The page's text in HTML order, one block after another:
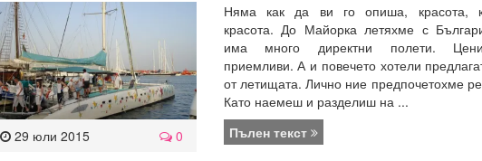
29 юли 2015 0
Няма как да ви го опиша, красота,
красота. До Майорка летяхме с
има много директни полети.
приемливи. А и повечето хотели
от летищата. Лично ние предпочетохме
Като наемеш и разделиш на ...
Пълен текст